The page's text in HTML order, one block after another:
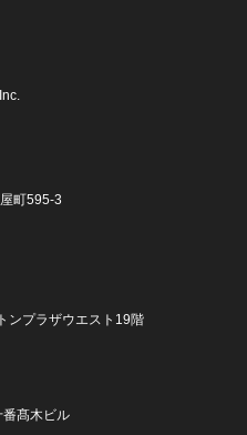
町595-3
ンプラザウエスト19階
髙木ビル